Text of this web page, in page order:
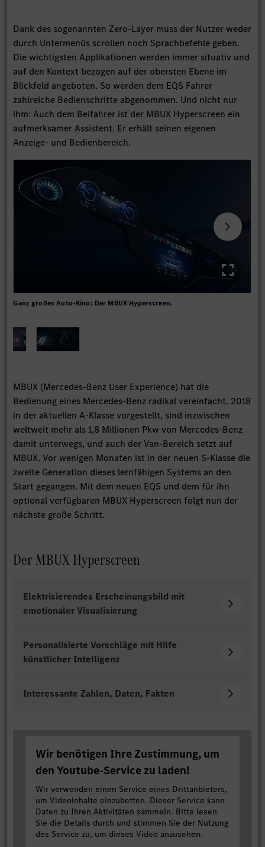
Dank des sogenannten Zero-Layer muss der Nutzer weder
durch Untermenüs scrollen noch Sprachbefehle geben.
Die wichtigsten Applikationen werden immer situativ und
auf den Kontext bezogen auf der obersten Ebene im
Blickfeld angeboten. So werden dem EQS Fahrer
zahlreiche Bedienschritte abgenommen. Und nicht nur
ihm: Auch dem Beifahrer ist der MBUX Hyperscreen ein
aufmerksamer Assistent. Er erhält seinen eigenen
Anzeige- und Bedienbereich.
Ganz großes Auto-Kino: Der MBUX Hyperscreen.
MBUX (Mercedes-Benz User Experience) hat die
Bedienung eines Mercedes-Benz radikal vereinfacht. 2018
in der aktuellen A-Klasse vorgestellt, sind inzwischen
weltweit mehr als 1,8 Millionen Pkw von Mercedes-Benz
damit unterwegs, und auch der Van-Bereich setzt auf
MBUX. Vor wenigen Monaten ist in der neuen S-Klasse die
zweite Generation dieses lernfähigen Systems an den
Start gegangen. Mit dem neuen EQS und dem für ihn
optional verfügbaren MBUX Hyperscreen folgt nun der
nächste große Schritt.
Der MBUX Hyperscreen
Elektrisierendes Erscheinungsbild mit
emotionaler Visualisierung
Personalisierte Vorschläge mit Hilfe
künstlicher Intelligenz
Interessante Zahlen, Daten, Fakten
Wir benötigen Ihre Zustimmung, um
den Youtube-Service zu laden!
Wir verwenden einen Service eines Drittanbieters,
um Videoinhalte einzubetten. Dieser Service kann
Daten zu Ihren Aktivitäten sammeln. Bitte lesen
Sie die Details durch und stimmen Sie der Nutzung
des Service zu, um dieses Video anzusehen.